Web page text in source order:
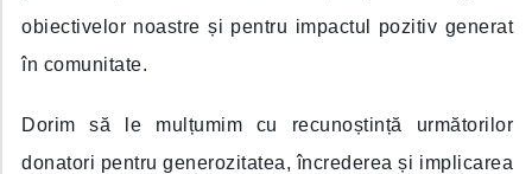
obiectivelor noastre și pentru impactul pozitiv generat
în comunitate.
Dorim să le mulțumim cu recunoștință următorilor
donatori pentru generozitatea, încrederea și implicarea